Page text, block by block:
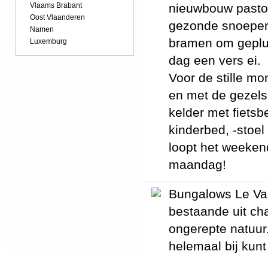
Vlaams Brabant
Oost Vlaanderen
Namen
Luxemburg
nieuwbouw
gezonde
bramen om
dag een vers ei.
Voor de stille
en met de
kelder met
kinderbed, -
loopt het
maandag!
Bungalows Le
bestaande uit
ongerepte
helemaal bij